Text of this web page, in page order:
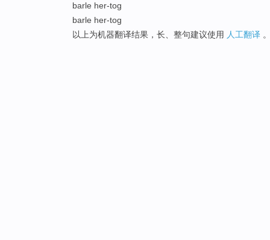
barle her-tog
barle her-tog
以上为机器翻译结果，长、整句建议使用 人工翻译